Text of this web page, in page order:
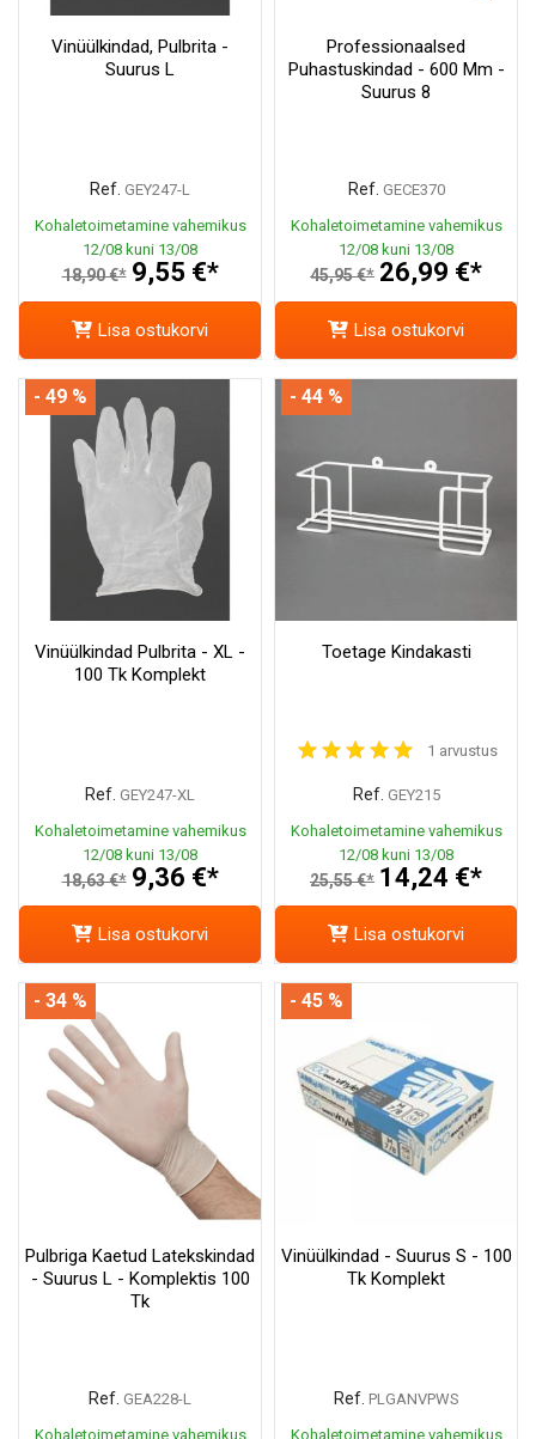
Vinüülkindad, Pulbrita -
Suurus L
Ref. GEY247-L
Kohaletoimetamine vahemikus
12/08 kuni 13/08
18,90 €* 9,55 €*
Lisa ostukorvi
Professionaalsed
Puhastuskindad - 600 Mm -
Suurus 8
Ref. GECE370
Kohaletoimetamine vahemikus
12/08 kuni 13/08
45,95 €* 26,99 €*
Lisa ostukorvi
Vinüülkindad Pulbrita - XL -
100 Tk Komplekt
Ref. GEY247-XL
Kohaletoimetamine vahemikus
12/08 kuni 13/08
18,63 €* 9,36 €*
- 49 %
Lisa ostukorvi
Toetage Kindakasti
1 arvustus
Ref. GEY215
Kohaletoimetamine vahemikus
12/08 kuni 13/08
25,55 €* 14,24 €*
- 44 %
Lisa ostukorvi
Pulbriga Kaetud Latekskindad
- Suurus L - Komplektis 100
Tk
Ref. GEA228-L
Kohaletoimetamine vahemikus
- 34 %
Vinüülkindad - Suurus S - 100
Tk Komplekt
Ref. PLGANVPWS
Kohaletoimetamine vahemikus
- 45 %